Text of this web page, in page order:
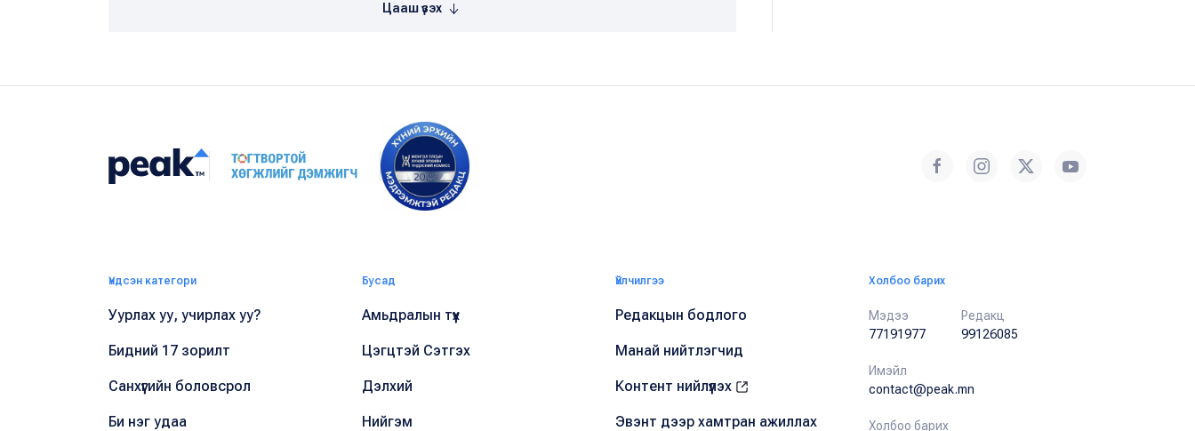
Цааш үзэх
Үндсэн категори
Уурлах уу, учирлах уу?
Бидний 17 зорилт
Санхүүгийн боловсрол
Би нэг удаа
Бусад
Амьдралын түүх
Цэгцтэй Сэтгэх
Дэлхий
Нийгэм
Үйлчилгээ
Редакцын бодлого
Манай нийтлэгчид
Контент нийлүүлэх
Эвэнт дээр хамтран ажиллах
Холбоо барих
Мэдээ
77191977
Редакц
99126085
Имэйл
contact@peak.mn
Холбоо барих